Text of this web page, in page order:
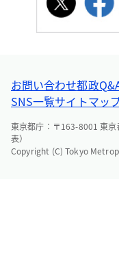
お問い合わせ都政
SNS一覧サイトマッ
東京都庁：〒163-8001 東
表）
Copyright (C) Tokyo